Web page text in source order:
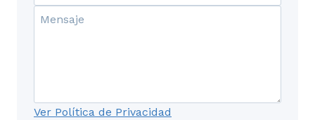
Ver Política de Privacidad